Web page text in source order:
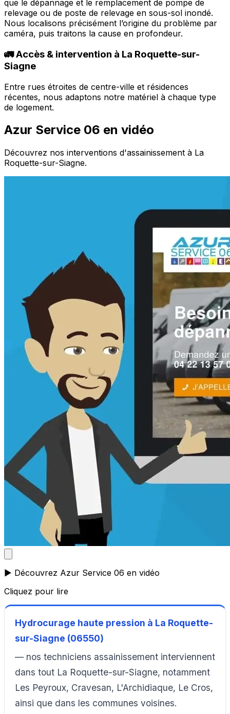
que le dépannage et le remplacement de pompe de
relevage ou de poste de relevage en sous-sol inondé.
Nous localisons précisément l’origine du problème par
caméra, puis traitons la cause en profondeur.
🚛 Accès & intervention à La Roquette-sur-
Siagne
Entre rues étroites de centre-ville et résidences
récentes, nous adaptons notre matériel à chaque type
de logement.
Azur Service 06 en vidéo
Découvrez nos interventions d'assainissement à La
Roquette-sur-Siagne.
▶️ Découvrez Azur Service 06 en vidéo
Cliquez pour lire
Hydrocurage haute pression à La Roquette-
sur-Siagne (06550)
— nos techniciens assainissement interviennent
dans tout La Roquette-sur-Siagne, notamment
Les Peyroux, Cravesan, L'Archidiaque, Le Cros,
ainsi que dans les communes voisines.